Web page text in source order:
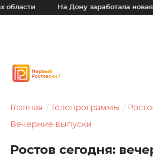
На Дону заработала новая
Главная Телепрограммы
Вечерние выпуски
Ростов сегодня: